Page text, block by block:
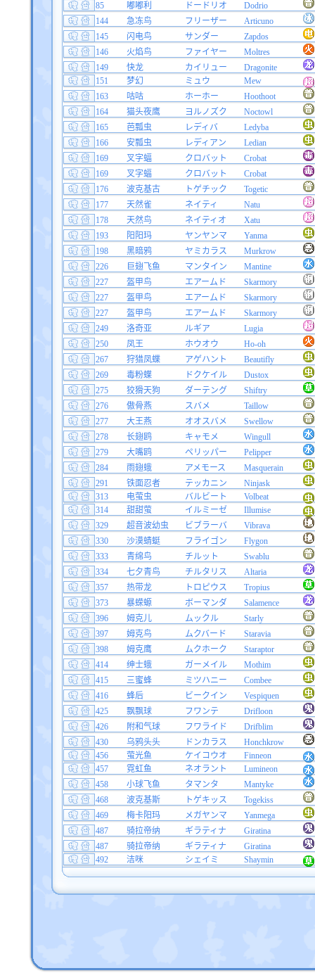
85
嘟嘟利 ドードリオ
Dodrio
144
急冻鸟 フリーザー
Articuno
145
闪电鸟 サンダー
Zapdos
146
火焰鸟 ファイヤー
Moltres
149
快龙 カイリュー
Dragonite
151
梦幻 ミュウ
Mew
163
咕咕 ホーホー
Hoothoot
164
猫头夜鹰 ヨルノズク
Noctowl
165
芭瓢虫 レディバ
Ledyba
166
安瓢虫 レディアン
Ledian
169
叉字蝠 クロバット
Crobat
169
叉字蝠 クロバット
Crobat
176
波克基古 トゲチック
Togetic
177
天然雀 ネイティ
Natu
178
天然鸟 ネイティオ
Xatu
193
阳阳玛 ヤンヤンマ
Yanma
198
黑暗鸦 ヤミカラス
Murkrow
226
巨翅飞鱼 マンタイン
Mantine
227
盔甲鸟 エアームド
Skarmory
227
盔甲鸟 エアームド
Skarmory
227
盔甲鸟 エアームド
Skarmory
249
洛奇亚 ルギア
Lugia
250
凤王 ホウオウ
Ho-oh
267
狩猎凤蝶 アゲハント
Beautifly
269
毒粉蝶 ドクケイル
Dustox
275
狡猾天狗 ダーテング
Shiftry
276
傲骨燕 スバメ
Taillow
277
大王燕 オオスバメ
Swellow
278
长翅鸥 キャモメ
Wingull
279
大嘴鸥 ペリッパー
Pelipper
284
雨翅蛾 アメモース
Masquerain
291
铁面忍者 テッカニン
Ninjask
313
电萤虫 バルビート
Volbeat
314
甜甜萤 イルミーゼ
Illumise
329
超音波幼虫 ビブラーバ
Vibrava
330
沙漠蜻蜓 フライゴン
Flygon
333
青绵鸟 チルット
Swablu
334
七夕青鸟 チルタリス
Altaria
357
热带龙 トロピウス
Tropius
373
暴蝾螈 ボーマンダ
Salamence
396
姆克儿 ムックル
Starly
397
姆克鸟 ムクバード
Staravia
398
姆克鹰 ムクホーク
Staraptor
414
绅士蛾 ガーメイル
Mothim
415
三蜜蜂 ミツハニー
Combee
416
蜂后 ビークイン
Vespiquen
425
飘飘球 フワンテ
Drifloon
426
附和气球 フワライド
Drifblim
430
乌鸦头头 ドンカラス
Honchkrow
456
萤光鱼 ケイコウオ
Finneon
457
霓虹鱼 ネオラント
Lumineon
458
小球飞鱼 タマンタ
Mantyke
468
波克基斯 トゲキッス
Togekiss
469
梅卡阳玛 メガヤンマ
Yanmega
487
骑拉帝纳 ギラティナ
Giratina
487
骑拉帝纳 ギラティナ
Giratina
492
洁咪 シェイミ Shaymin